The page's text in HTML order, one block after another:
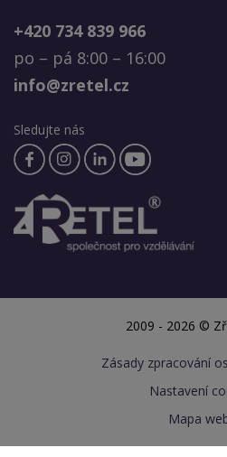
+420 734 839 966
po – pá 8:00 – 16:00
info@zretel.cz
Sledujte nás
2009 - 2026 ©
Zásady zpracování
Nastavení
Mapa